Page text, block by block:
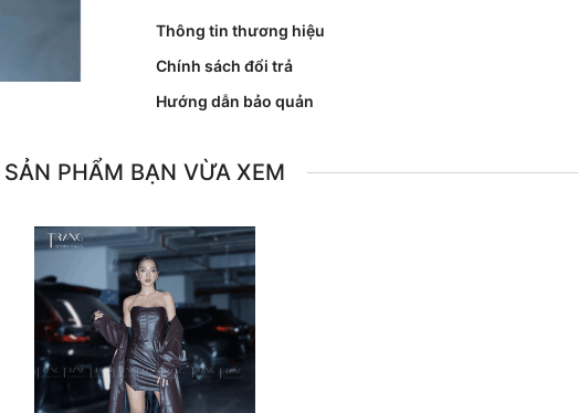
Thông tin thương hiệu
Chính sách đổi trả
Hướng dẫn bảo quản
SẢN PHẨM BẠN VỪA XEM